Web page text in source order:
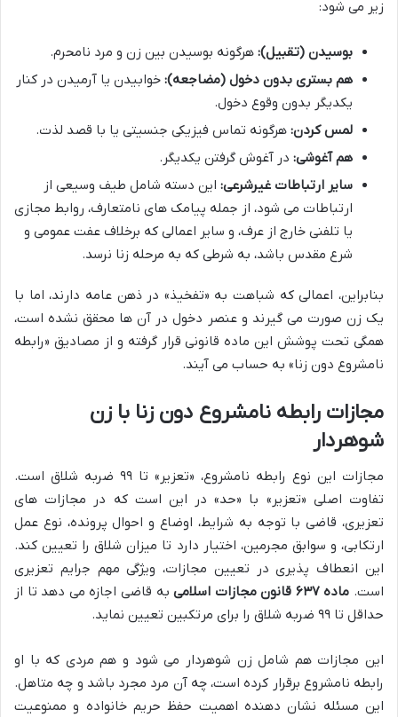
زیر می شود:
بوسیدن (تقبیل): هرگونه بوسیدن بین زن و مرد نامحرم.
هم بستری بدون دخول (مضاجعه): خوابیدن یا آرمیدن در کنار
یکدیگر بدون وقوع دخول.
لمس کردن: هرگونه تماس فیزیکی جنسیتی یا با قصد لذت.
هم آغوشی: در آغوش گرفتن یکدیگر.
سایر ارتباطات غیرشرعی: این دسته شامل طیف وسیعی از
ارتباطات می شود، از جمله پیامک های نامتعارف، روابط مجازی
یا تلفنی خارج از عرف، و سایر اعمالی که برخلاف عفت عمومی و
شرع مقدس باشد، به شرطی که به مرحله زنا نرسد.
بنابراین، اعمالی که شباهت به «تفخیذ» در ذهن عامه دارند، اما با
یک زن صورت می گیرند و عنصر دخول در آن ها محقق نشده است،
همگی تحت پوشش این ماده قانونی قرار گرفته و از مصادیق «رابطه
نامشروع دون زنا» به حساب می آیند.
مجازات رابطه نامشروع دون زنا با زن
شوهردار
مجازات این نوع رابطه نامشروع، «تعزیر» تا ۹۹ ضربه شلاق است.
تفاوت اصلی «تعزیر» با «حد» در این است که در مجازات های
تعزیری، قاضی با توجه به شرایط، اوضاع و احوال پرونده، نوع عمل
ارتکابی، و سوابق مجرمین، اختیار دارد تا میزان شلاق را تعیین کند.
این انعطاف پذیری در تعیین مجازات، ویژگی مهم جرایم تعزیری
است. ماده ۶۳۷ قانون مجازات اسلامی
به قاضی اجازه می دهد تا از
حداقل تا ۹۹ ضربه شلاق را برای مرتکبین تعیین نماید.
این مجازات هم شامل زن شوهردار می شود و هم مردی که با او
رابطه نامشروع برقرار کرده است، چه آن مرد مجرد باشد و چه متاهل.
این مسئله نشان دهنده اهمیت حفظ حریم خانواده و ممنوعیت